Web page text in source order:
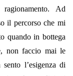
Ad
il percorso che mi
quando in bottega
non faccio mai le
l’esigenza di